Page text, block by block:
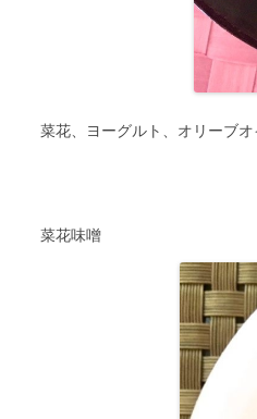
菜花、ヨーグルト、オリーブ
菜花味噌